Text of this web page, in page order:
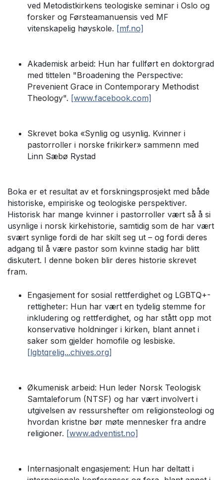
ved Metodistkirkens teologiske seminar i Oslo og
forsker og Førsteamanuensis ved MF
vitenskapelig høyskole. [mf.no]
Akademisk arbeid: Hun har fullført en doktorgrad
med tittelen "Broadening the Perspective:
Prevenient Grace in Contemporary Methodist
Theology". [www.facebook.com]
Skrevet boka «Synlig og usynlig. Kvinner i
pastorroller i norske frikirker» sammenn med
Linn Sæbø Rystad
Boka er et resultat av et forskningsprosjekt med både
historiske, empiriske og teologiske perspektiver.
Historisk har mange kvinner i pastorroller vært så å si
usynlige i norsk kirkehistorie, samtidig som de har vært
svært synlige fordi de har skilt seg ut – og fordi deres
adgang til å være pastor som kvinne stadig har blitt
diskutert. I denne boken blir deres historie skrevet
fram.
Engasjement for sosial rettferdighet og LGBTQ+-
rettigheter: Hun har vært en tydelig stemme for
inkludering og rettferdighet, og har stått opp mot
konservative holdninger i kirken, blant annet i
saker som gjelder homofile og lesbiske.
[lgbtqrelig...chives.org]
Økumenisk arbeid: Hun leder Norsk Teologisk
Samtaleforum (NTSF) og har vært involvert i
utgivelsen av ressurshefter om religionsteologi og
hvordan kristne bør møte mennesker fra andre
religioner. [www.adventist.no]
Internasjonalt engasjement: Hun har deltatt i